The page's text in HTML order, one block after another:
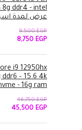
عرض لمدة
9,500EGP
السعر
هو:
9,500 EGP.
8,750 EGP
السعر
هو:
8,750 EGP.i9 12950hx
ddr6 – 15.6 4k
- 16g ram
46,750EGP
السعر
هو:
45,500 EGP
هو: